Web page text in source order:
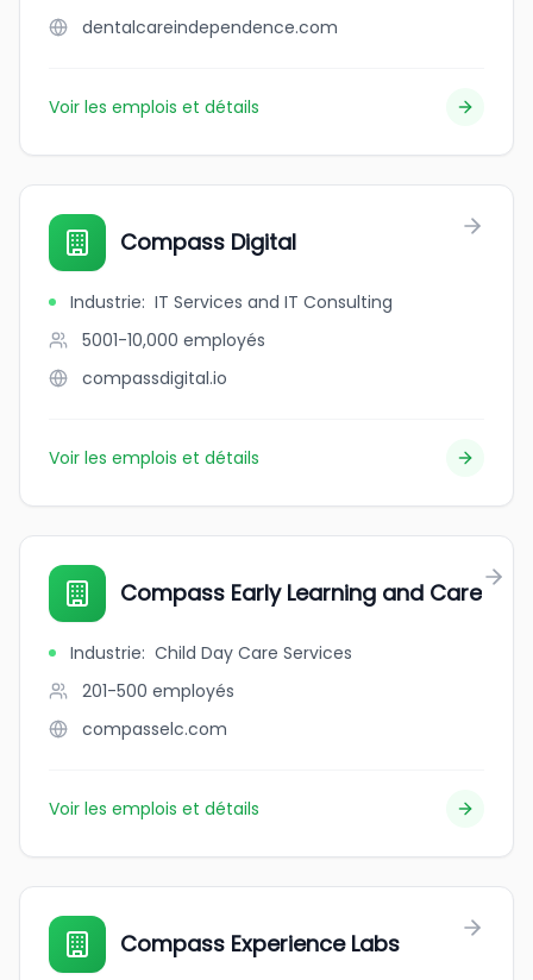
dentalcareindependence.com
Voir les emplois et détails
Compass Digital
Industrie: IT Services and IT Consulting
5001-10,000 employés
compassdigital.io
Voir les emplois et détails
Compass Early Learning and Care
Industrie: Child Day Care Services
201-500 employés
compasselc.com
Voir les emplois et détails
Compass Experience Labs